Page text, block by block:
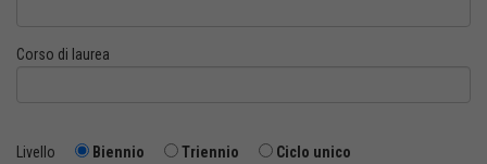
Corso di laurea
Livello Biennio Triennio Ciclo unico